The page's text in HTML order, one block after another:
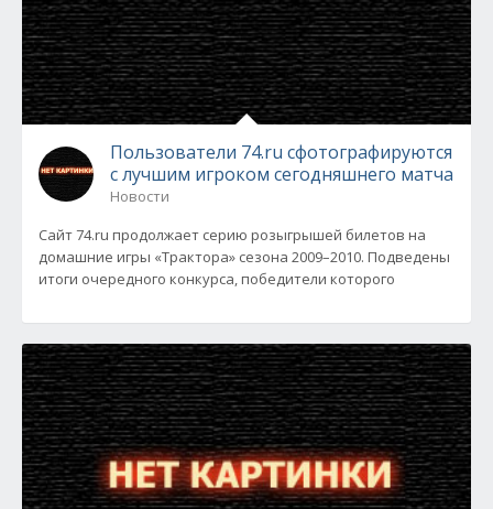
Пользователи 74.ru сфотографируются
с лучшим игроком сегодняшнего матча
Новости
Сайт 74.ru продолжает серию розыгрышей билетов на
домашние игры «Трактора» сезона 2009–2010. Подведены
итоги очередного конкурса, победители которого